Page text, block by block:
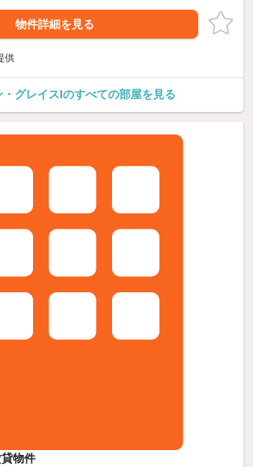
物件詳細を見る
供
・グレイスIのすべての部屋を見る
物件